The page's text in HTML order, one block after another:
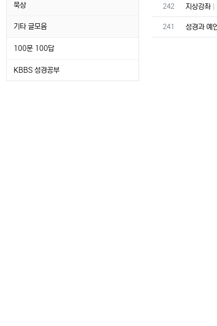
번호
242 지상강좌
번호
241 성경과 예
묵상
기타 글모음
100문 100답
KBBS 성경공부